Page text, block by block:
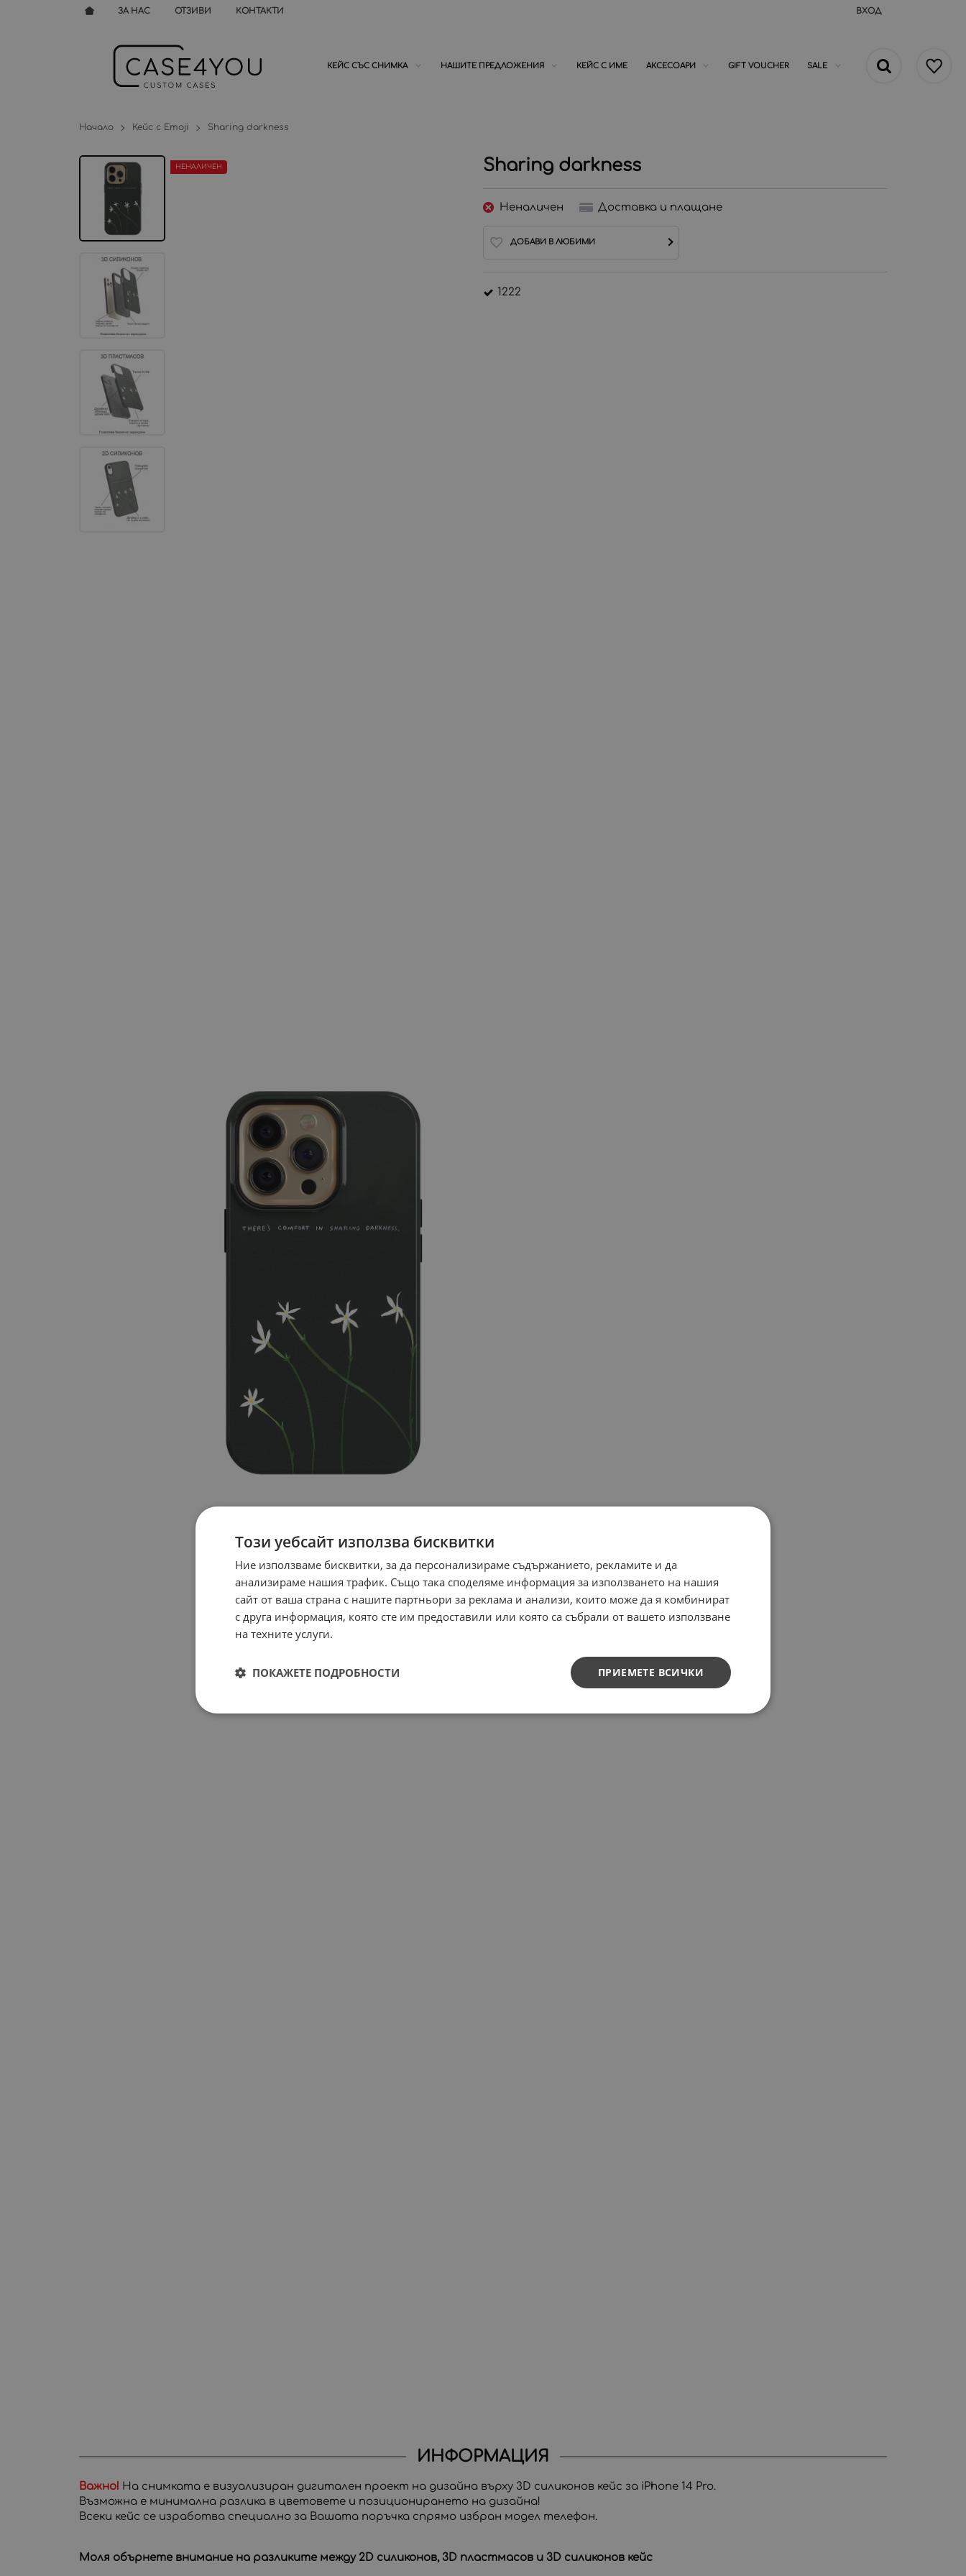
ЗА НАС ОТЗИВИ КОНТАКТИ ВХОД
КЕЙС СЪС СНИМКА НАШИТЕ ПРЕДЛОЖЕНИЯ КЕЙС С ИМЕ АКСЕСОАРИ GIFT VOUCHER SALE
Начало Кейс с Emoji Sharing darkness
Sharing darkness
НЕНАЛИЧЕН
Неналичен Доставка и плащане
ДОБАВИ В ЛЮБИМИ
1222
ИНФОРМАЦИЯ
Важно! На снимката е визуализиран дигитален проект на дизайна върху 3D силиконов кейс за iPhone 14 Pro.
Възможна е минимална разлика в цветовете и позиционирането на дизайна!
Всеки кейс се изработва специално за Вашата поръчка спрямо избран модел телефон.
Моля обърнете внимание на разликите между 2D силиконов, 3D пластмасов и 3D силиконов кейс
Този уебсайт използва бисквитки
Ние използваме бисквитки, за да персонализираме съдържанието, рекламите и да
анализираме нашия трафик. Също така споделяме информация за използването на нашия
сайт от ваша страна с нашите партньори за реклама и анализи, които може да я комбинират
с друга информация, която сте им предоставили или която са събрали от вашето използване
на техните услуги.
ПРИЕМЕТЕ ВСИЧКИ
ПОКАЖЕТЕ ПОДРОБНОСТИ